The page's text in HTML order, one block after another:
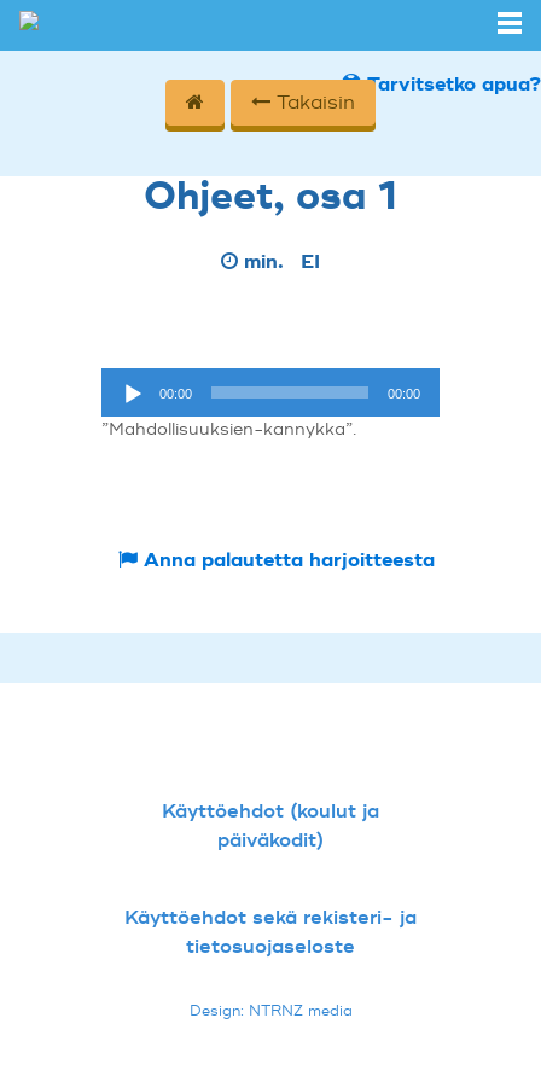
Tarvitsetko apua?
Takaisin
Ohjeet, osa 1
min. EI
Äänitoistin
00:00 00:00
”Mahdollisuuksien-kannykka”.
Anna palautetta harjoitteesta
Käyttöehdot (koulut ja
päiväkodit)
Käyttöehdot sekä rekisteri- ja
tietosuojaseloste
Design: NTRNZ media